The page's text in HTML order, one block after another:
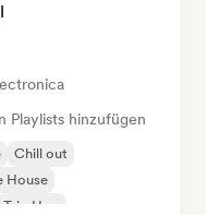
Playlists hinzufügen
Chill out
House
Trip Hop